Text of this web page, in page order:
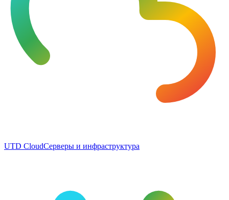
UTD CloudСерверы и инфраструктура